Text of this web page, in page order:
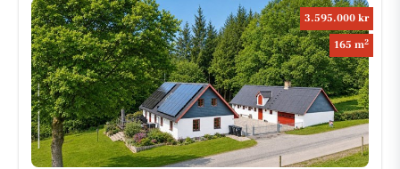
3.595.000 kr
165 m2